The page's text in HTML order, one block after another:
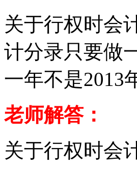
关于行权时会
计分录只要做
一年不是2013
老师解答：
关于行权时会